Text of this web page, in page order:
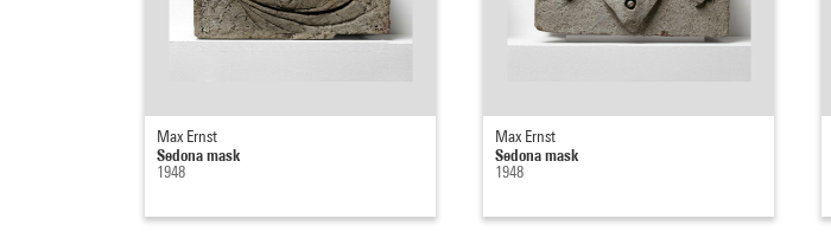
Max Ernst
Sedona mask
1948
Max Ernst
Sedona mask
1948